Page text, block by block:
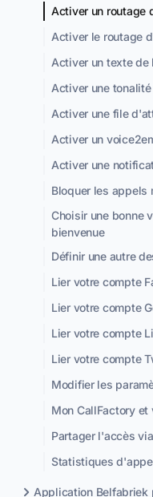
Activer un routage
Activer le routage
Activer un texte de
Activer une
Activer une file
Activer un
Activer une
Bloquer les appels
Choisir une bonne
bienvenue
Définir une autre
Lier votre compte
Lier votre compte
Lier votre compte
Lier votre compte
Modifier les
Mon CallFactory
Partager l'accès
Statistiques
Application Belfabriek